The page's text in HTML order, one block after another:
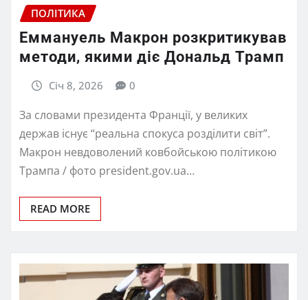
ПОЛІТИКА
Еммануель Макрон розкритикував
методи, якими діє Дональд Трамп
Січ 8, 2026 0
За словами президента Франції, у великих
держав існує “реальна спокуса розділити світ”.
Макрон невдоволений ковбойською політикою
Трампа / фото president.gov.ua…
READ MORE